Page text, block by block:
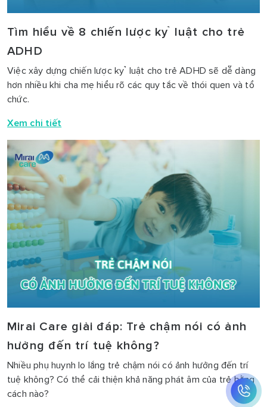
Tìm hiểu về 8 chiến lược kỷ luật cho trẻ
ADHD
Việc xây dựng chiến lược kỷ luật cho trẻ ADHD sẽ dễ dàng
hơn nhiều khi cha mẹ hiểu rõ các quy tắc về thói quen và tổ
chức.
Xem chi tiết
Mirai Care giải đáp: Trẻ chậm nói có ảnh
hưởng đến trí tuệ không?
Nhiều phụ huynh lo lắng trẻ chậm nói có ảnh hưởng đến trí
tuệ không? Có thể cải thiện khả năng phát âm của trẻ bằng
cách nào?